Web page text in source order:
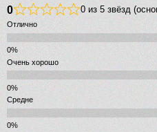
0 0 из 5 звёзд
Отлично
Очень хорошо
Средне